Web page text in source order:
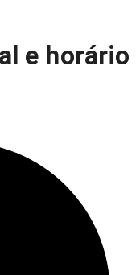
e horário